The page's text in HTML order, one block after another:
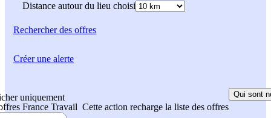
Distance autour du lieu choisi
Rechercherdes offres
uniquement
France Travail Cette action recharge la liste des offres
Qui sont
Créer une alerte